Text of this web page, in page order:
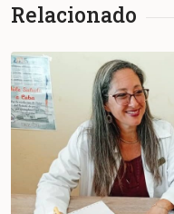
Relacionado